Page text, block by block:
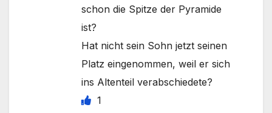
schon die Spitze der Pyramide
ist?
Hat nicht sein Sohn jetzt seinen
Platz eingenommen, weil er sich
ins Altenteil verabschiedete?
1